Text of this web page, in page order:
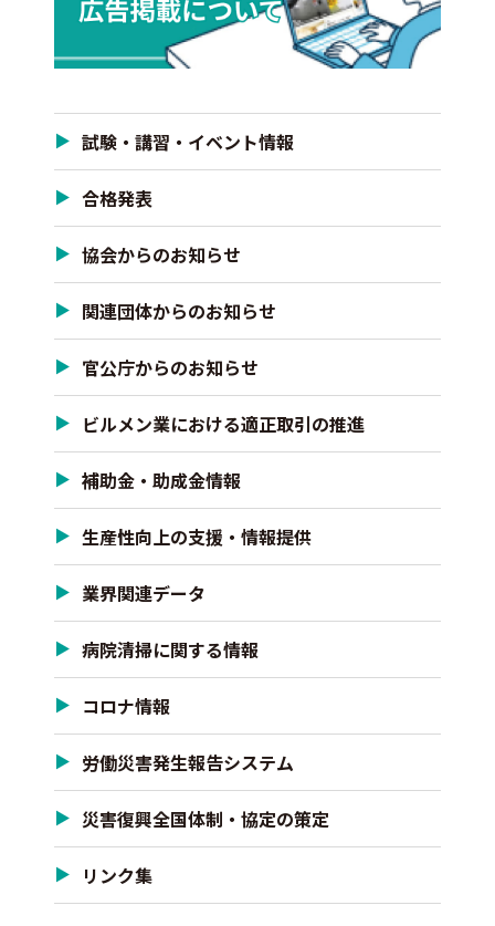
試験・講習・イベント情報
合格発表
協会からのお知らせ
関連団体からのお知らせ
官公庁からのお知らせ
ビルメン業における適正取引の推進
補助金・助成金情報
生産性向上の支援・情報提供
業界関連データ
病院清掃に関する情報
コロナ情報
労働災害発生報告システム
災害復興全国体制・協定の策定
リンク集